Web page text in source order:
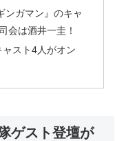
ンガマン』のキャ
会は酒井一圭！
ャスト4人がオン
ゲスト登壇が